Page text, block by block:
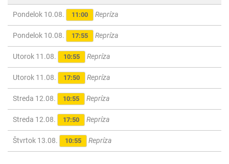
Pondelok 10.08. 11:00 Repríza
Pondelok 10.08. 17:55 Repríza
Utorok 11.08. 10:55 Repríza
Utorok 11.08. 17:50 Repríza
Streda 12.08. 10:55 Repríza
Streda 12.08. 17:50 Repríza
Štvrtok 13.08. 10:55 Repríza